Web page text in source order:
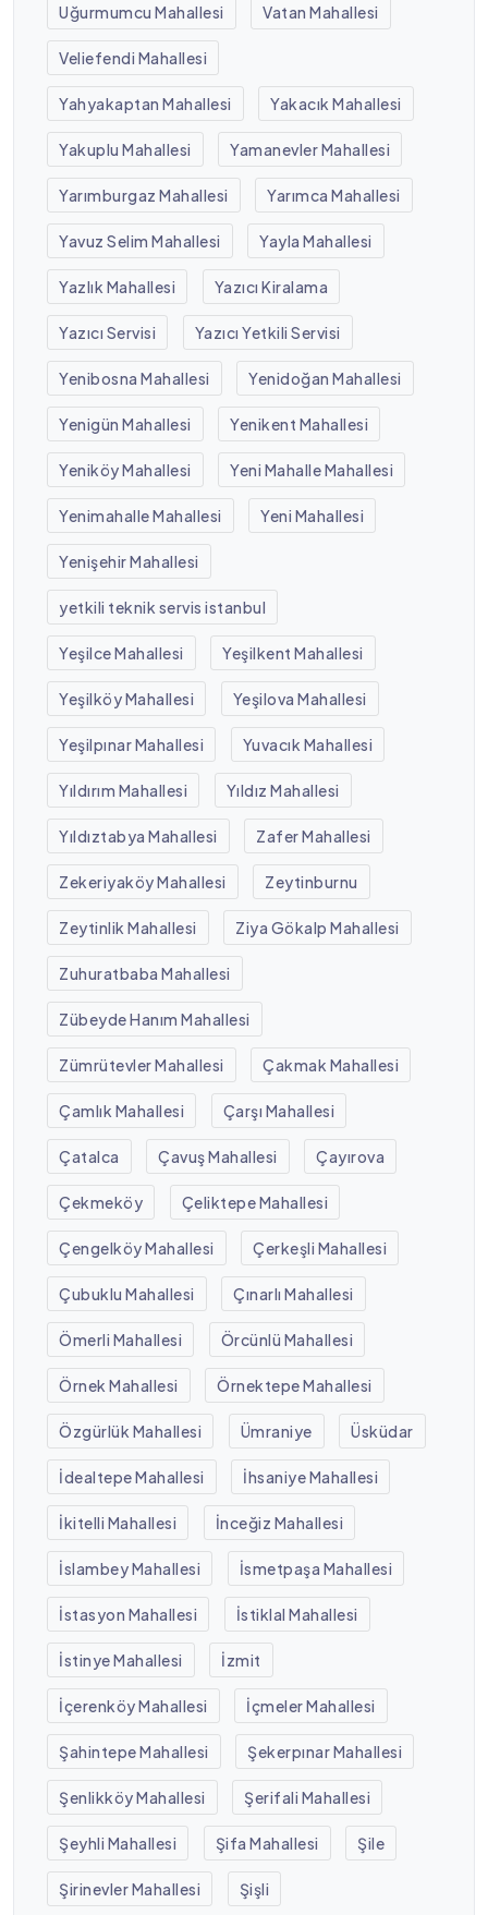
Uğurmumcu Mahallesi Vatan Mahallesi
Veliefendi Mahallesi
Yahyakaptan Mahallesi Yakacık Mahallesi
Yakuplu Mahallesi Yamanevler Mahallesi
Yarımburgaz Mahallesi Yarımca Mahallesi
Yavuz Selim Mahallesi Yayla Mahallesi
Yazlık Mahallesi Yazıcı Kiralama
Yazıcı Servisi Yazıcı Yetkili Servisi
Yenibosna Mahallesi Yenidoğan Mahallesi
Yenigün Mahallesi Yenikent Mahallesi
Yeniköy Mahallesi Yeni Mahalle Mahallesi
Yenimahalle Mahallesi Yeni Mahallesi
Yenişehir Mahallesi
yetkili teknik servis istanbul
Yeşilce Mahallesi Yeşilkent Mahallesi
Yeşilköy Mahallesi Yeşilova Mahallesi
Yeşilpınar Mahallesi Yuvacık Mahallesi
Yıldırım Mahallesi Yıldız Mahallesi
Yıldıztabya Mahallesi Zafer Mahallesi
Zekeriyaköy Mahallesi Zeytinburnu
Zeytinlik Mahallesi Ziya Gökalp Mahallesi
Zuhuratbaba Mahallesi
Zübeyde Hanım Mahallesi
Zümrütevler Mahallesi Çakmak Mahallesi
Çamlık Mahallesi Çarşı Mahallesi
Çatalca Çavuş Mahallesi Çayırova
Çekmeköy Çeliktepe Mahallesi
Çengelköy Mahallesi Çerkeşli Mahallesi
Çubuklu Mahallesi Çınarlı Mahallesi
Ömerli Mahallesi Örcünlü Mahallesi
Örnek Mahallesi Örnektepe Mahallesi
Özgürlük Mahallesi Ümraniye Üsküdar
İdealtepe Mahallesi İhsaniye Mahallesi
İkitelli Mahallesi İnceğiz Mahallesi
İslambey Mahallesi İsmetpaşa Mahallesi
İstasyon Mahallesi İstiklal Mahallesi
İstinye Mahallesi İzmit
İçerenköy Mahallesi İçmeler Mahallesi
Şahintepe Mahallesi Şekerpınar Mahallesi
Şenlikköy Mahallesi Şerifali Mahallesi
Şeyhli Mahallesi Şifa Mahallesi Şile
Şirinevler Mahallesi Şişli